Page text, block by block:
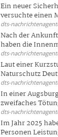
Ein neuer
versuchte einen
dts-
Nach der
haben die
dts-
Laut einer
Naturschutz
dts-
In einer
zweifaches
dts-
Im Jahr 2025
Personen